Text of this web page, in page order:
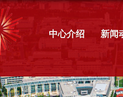
中心介绍 新闻